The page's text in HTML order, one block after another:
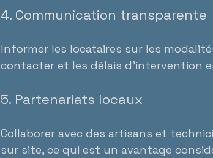
4. Communication transparente
Informer les locataires sur les
contacter et les délais d’intervention
5. Partenariats locaux
Collaborer avec des artisans et
sur site, ce qui est un avantage